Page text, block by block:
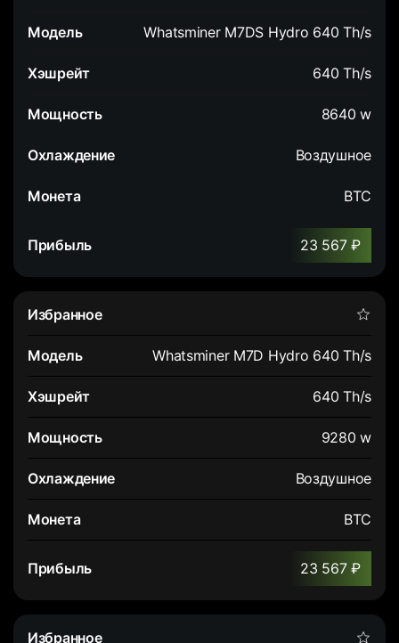
Whatsminer M7DS Hydro 640 Th/s
640 Th/s
8640 w
Воздушное
BTC
23 567 ₽
Whatsminer M7D Hydro 640 Th/s
640 Th/s
9280 w
Воздушное
BTC
23 567 ₽